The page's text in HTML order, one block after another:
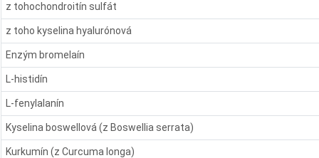
z tohochondroitín sulfát
z toho kyselina hyalurónová
Enzým bromelaín
L-histidín
L-fenylalanín
Kyselina boswellová (z Boswellia serrata)
Kurkumín (z Curcuma longa)